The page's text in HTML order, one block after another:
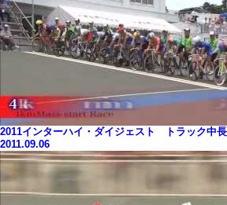
2011インターハイ・ダイジェスト トラック中
2011.09.06